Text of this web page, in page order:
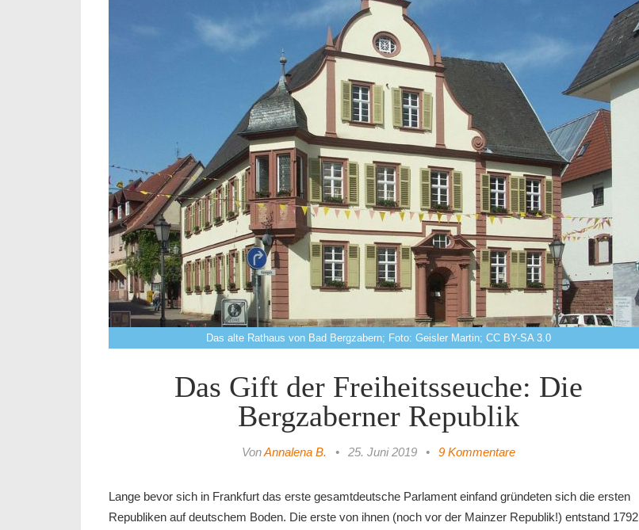
Das alte Rathaus von Bad Bergzabern; Foto: Geisler Martin; CC BY-SA 3.0
Das Gift der Freiheitsseuche: Die
Bergzaberner Republik
VonAnnalena B. • 25. Juni 2019 • 9 Kommentare
Lange bevor sich in Frankfurt das erste gesamtdeutsche Parlament einfand gründeten sich die ersten
Republiken auf deutschem Boden. Die erste von ihnen (noch vor der Mainzer Republik!) entstand 1792